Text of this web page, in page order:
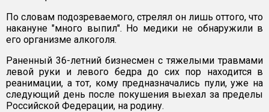
По словам подозреваемого, стрелял он лишь оттого, что
накануне "много выпил". Но медики не обнаружили в
его организме алкоголя.
Раненный 36-летний бизнесмен с тяжелыми травмами
левой руки и левого бедра до сих пор находится в
реанимации, а тот, кому предназначались пули, уже на
следующий день после покушения выехал за пределы
Российской Федерации, на родину.